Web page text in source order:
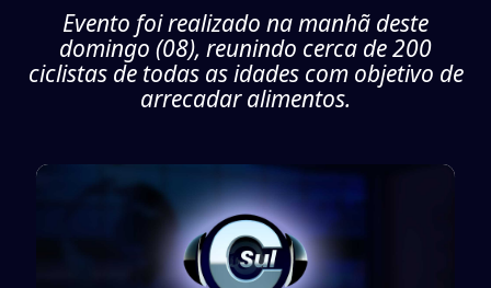
Evento foi realizado na manhã deste
domingo (08), reunindo cerca de 200
ciclistas de todas as idades com objetivo de
arrecadar alimentos.